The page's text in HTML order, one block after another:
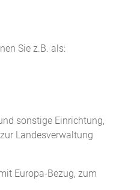
Sie z.B. als:
sonstige Einrichtung,
Landesverwaltung
Europa-Bezug, zum